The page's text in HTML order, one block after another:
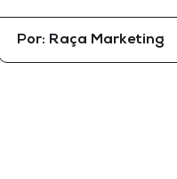
Por: Raça Marketing